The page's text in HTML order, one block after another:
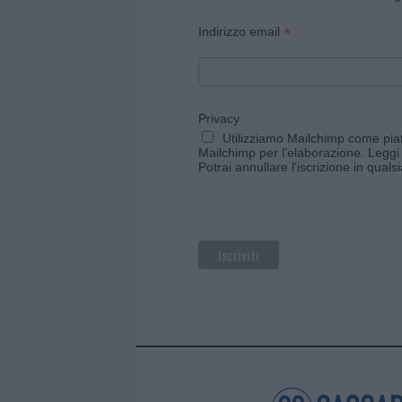
Indirizzo email *
Privacy
Utilizziamo Mailchimp come
Mailchimp per l'elaborazione.
Potrai annullare l'iscrizione in